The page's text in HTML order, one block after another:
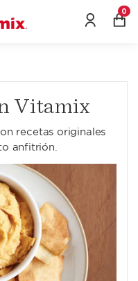
0
Vitamix
recetas originales
anfitrión.